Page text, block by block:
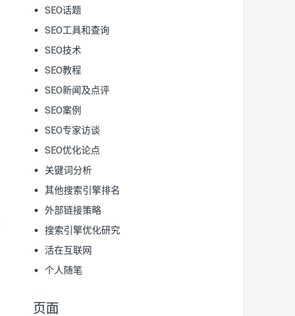
SEO话题
SEO工具和查询
SEO技术
SEO教程
SEO新闻及点评
SEO案例
SEO专家访谈
SEO优化论点
关键词分析
其他搜索引擎排名
外部链接策略
搜索引擎优化研究
活在互联网
个人随笔
页面